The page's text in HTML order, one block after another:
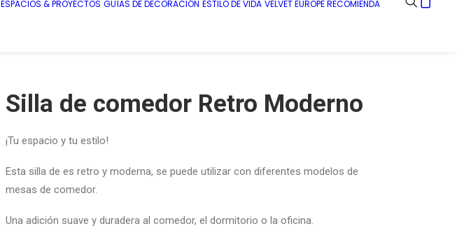
ESPACIOS & PROYECTOS GUÍAS DE DECORACIÓN ESTILO DE VIDA VELVET EUROPE RECOMIENDA
Silla de comedor Retro Moderno
¡Tu espacio y tu estilo!
Esta silla de es retro y moderna, se puede utilizar con diferentes modelos de
mesas de comedor.
Una adición suave y duradera al comedor, el dormitorio o la oficina.